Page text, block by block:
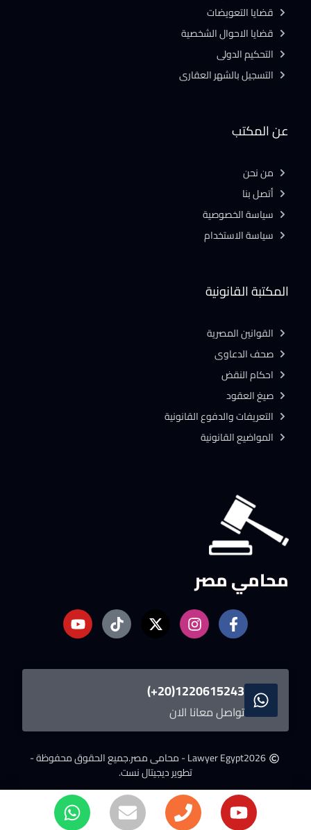
محامي مصر
1220615243(20+)
تواصل معانا الان
2026Lawyer Egypt - محامى مصر.
جميع الحقوق محفوظة -
تطوير ديجيتال نست.
المكتبة القانونية
القوانين المصرية
صحف الدعاوى
احكام النقض
صيغ العقود
التعريفات والدفوع القانونية
المواضيع القانونية
عن المكتب
من نحن
أتصل بنا
سياسة الخصوصية
سياسة الاستخدام
قضايا التعويضات
قضايا الاحوال الشخصية
التحكيم الدولى
التسجيل بالشهر العقارى